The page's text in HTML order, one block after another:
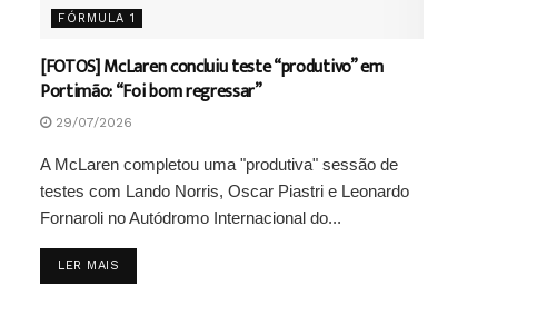
FÓRMULA 1
[FOTOS] McLaren concluiu teste “produtivo” em
Portimão: “Foi bom regressar”
29/07/2026
A McLaren completou uma "produtiva" sessão de
testes com Lando Norris, Oscar Piastri e Leonardo
Fornaroli no Autódromo Internacional do...
LER MAIS